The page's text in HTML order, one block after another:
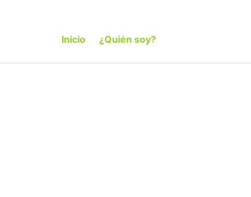
Inicio ¿Quién soy?